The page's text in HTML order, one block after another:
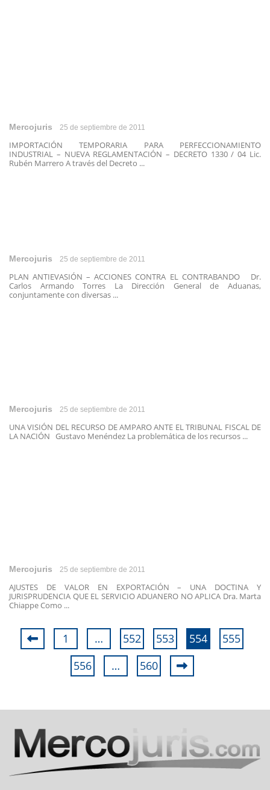
Mercojuris 25 de septiembre de 2011
IMPORTACIÓN TEMPORARIA PARA PERFECCIONAMIENTO
INDUSTRIAL – NUEVA REGLAMENTACIÓN – DECRETO 1330 / 04 Lic.
Rubén Marrero A través del Decreto ...
Mercojuris 25 de septiembre de 2011
PLAN ANTIEVASIÓN – ACCIONES CONTRA EL CONTRABANDO Dr.
Carlos Armando Torres La Dirección General de Aduanas,
conjuntamente con diversas ...
Mercojuris 25 de septiembre de 2011
UNA VISIÓN DEL RECURSO DE AMPARO ANTE EL TRIBUNAL FISCAL DE
LA NACIÓN Gustavo Menéndez La problemática de los recursos ...
Mercojuris 25 de septiembre de 2011
AJUSTES DE VALOR EN EXPORTACIÓN – UNA DOCTINA Y
JURISPRUDENCIA QUE EL SERVICIO ADUANERO NO APLICA Dra. Marta
Chiappe Como ...
1 … 552 553 554
555
556
… 560